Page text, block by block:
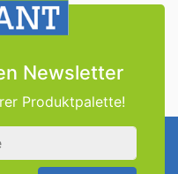
Newsletter
Produktpalette!